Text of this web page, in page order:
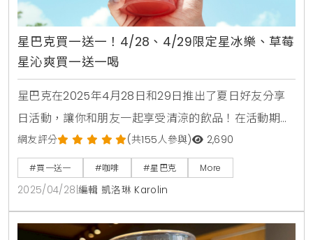
星巴克買一送一！4/28、4/29限定星冰樂、草莓
星沁爽買一送一喝
星巴克在2025年4月28日和29日推出了夏日好友分享
日活動，讓你和朋友一起享受清涼的飲品！在活動期
間，從上午11點到晚上8點，只要購買兩杯以上相同容量
和口味的指定飲品，其中一杯就由星巴克招待，讓你們
的夏日聚會更加划算。這次的指定飲品包括檸檬冷萃咖
啡、經典特調冷萃咖啡、巧克力可可碎片星冰樂等，讓
你在炎炎夏日中，隨時都能享受一杯清涼的飲品，快約
網友評分 (共155人參與) 2,690
#買一送一 #咖啡 #星巴克 More
2025/04/28 編輯 凱洛琳 Karolin